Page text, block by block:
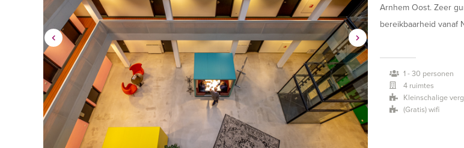
Arnhem Oost. Zeer
bereikbaarheid vanaf
zijn binnen bereik van
complete services
aangenaam.
people@places is er
een flexplek,
1 - 30 personen
4 ruimtes
Kleinschalige
(Gratis) wifi